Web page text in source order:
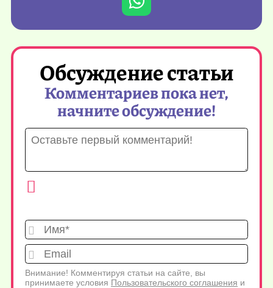
Обсуждение статьи
Комментариев пока нет,
начните обсуждение!
Имя*
Внимание! Комментируя статьи на сайте, вы
принимаете условия Пользовательского соглашения и